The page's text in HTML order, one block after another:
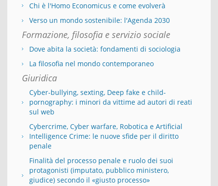
Chi è l'Homo Economicus e come evolverà
Verso un mondo sostenibile: l'Agenda 2030
Formazione, filosofia e servizio sociale
Dove abita la società: fondamenti di sociologia
La filosofia nel mondo contemporaneo
Giuridica
Cyber-bullying, sexting, Deep fake e child-
pornography: i minori da vittime ad autori di reati
sul web
Cybercrime, Cyber warfare, Robotica e Artificial
Intelligence Crime: le nuove sfide per il diritto
penale
Finalità del processo penale e ruolo dei suoi
protagonisti (imputato, pubblico ministero,
giudice) secondo il «giusto processo»